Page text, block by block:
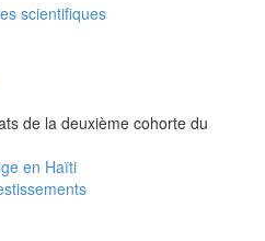
scientifiques
de la deuxième cohorte du
en Haïti